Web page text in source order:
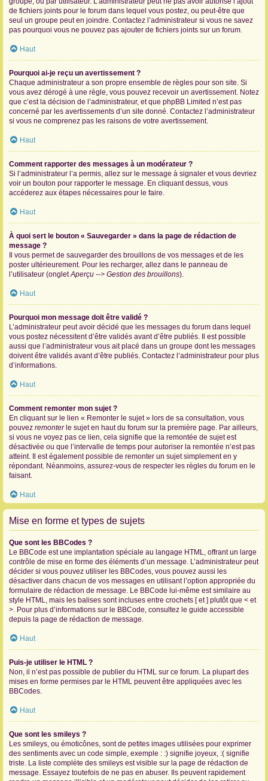
de fichiers joints pour le forum dans lequel vous postez, ou peut-être que
seul un groupe peut en joindre. Contactez l’administrateur si vous ne savez
pas pourquoi vous ne pouvez pas ajouter de fichiers joints sur un forum.
Haut
Pourquoi ai-je reçu un avertissement ?
Chaque administrateur a son propre ensemble de règles pour son site. Si
vous avez dérogé à une règle, vous pouvez recevoir un avertissement. Notez
que c’est la décision de l’administrateur, et que phpBB Limited n’est pas
concerné par les avertissements d’un site donné. Contactez l’administrateur
si vous ne comprenez pas les raisons de votre avertissement.
Haut
Comment rapporter des messages à un modérateur ?
Si l’administrateur l’a permis, allez sur le message à signaler et vous devriez
voir un bouton pour rapporter le message. En cliquant dessus, vous
accéderez aux étapes nécessaires pour le faire.
Haut
À quoi sert le bouton « Sauvegarder » dans la page de rédaction de
message ?
Il vous permet de sauvegarder des brouillons de vos messages et de les
poster ultérieurement. Pour les recharger, allez dans le panneau de
l’utilisateur (ongletAperçu --> Gestion des brouillons).
Haut
Pourquoi mon message doit être validé ?
L’administrateur peut avoir décidé que les messages du forum dans lequel
vous postez nécessitent d’être validés avant d’être publiés. Il est possible
aussi que l’administrateur vous ait placé dans un groupe dont les messages
doivent être validés avant d’être publiés. Contactez l’administrateur pour plus
d’informations.
Haut
Comment remonter mon sujet ?
En cliquant sur le lien « Remonter le sujet » lors de sa consultation, vous
pouvez remonterle sujet en haut du forum sur la première page. Par ailleurs,
si vous ne voyez pas ce lien, cela signifie que la remontée de sujet est
désactivée ou que l’intervalle de temps pour autoriser la remontée n’est pas
atteint. Il est également possible de remonter un sujet simplement en y
répondant. Néanmoins, assurez-vous de respecter les règles du forum en le
faisant.
Haut
Mise en forme et types de sujets
Que sont les BBCodes ?
Le BBCode est une implantation spéciale au langage HTML, offrant un large
contrôle de mise en forme des éléments d’un message. L’administrateur peut
décider si vous pouvez utiliser les BBCodes, vous pouvez aussi les
désactiver dans chacun de vos messages en utilisant l’option appropriée du
formulaire de rédaction de message. Le BBCode lui-même est similaire au
style HTML, mais les balises sont incluses entre crochets [ et ] plutôt que < et
>. Pour plus d’informations sur le BBCode, consultez le guide accessible
depuis la page de rédaction de message.
Haut
Puis-je utiliser le HTML ?
Non, il n’est pas possible de publier du HTML sur ce forum. La plupart des
mises en forme permises par le HTML peuvent être appliquées avec les
BBCodes.
Haut
Que sont les smileys ?
Les smileys, ou émoticônes, sont de petites images utilisées pour exprimer
des sentiments avec un code simple, exemple : :) signifie joyeux, :( signifie
triste. La liste complète des smileys est visible sur la page de rédaction de
message. Essayez toutefois de ne pas en abuser. Ils peuvent rapidement